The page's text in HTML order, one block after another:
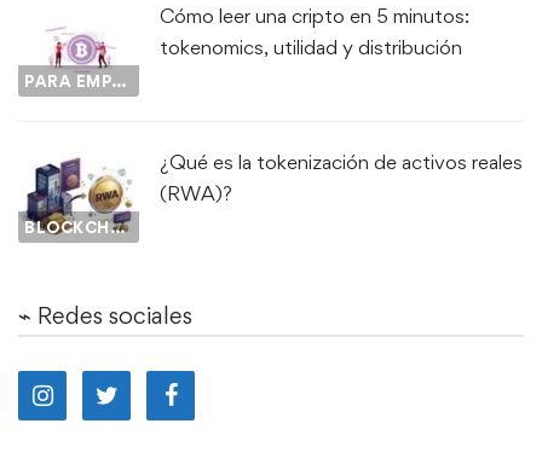
PARA EMPEZAR...
Cómo leer una cripto en 5 minutos:
tokenomics, utilidad y distribución
BLOCKCHAIN
¿Qué es la tokenización de activos reales
(RWA)?
⌁ Redes sociales